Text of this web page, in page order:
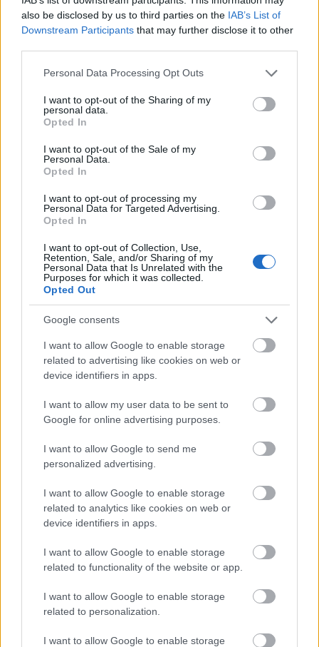
also be disclosed by us to third parties on the IAB’s List of
Downstream Participants that may further disclose it to other
Please note that this website/app uses one or more Google
not limited to your visit or usage behaviour. You may click to
grant or deny consent to Google and its third-party tags to
use your data for below specified purposes in below Google
consent section.
Personal Data Processing Opt Outs
I want to opt-out of the Sharing of my
personal data.
Opted In
I want to opt-out of the Sale of my
Personal Data.
Opted In
I want to opt-out of processing my
Personal Data for Targeted Advertising.
Opted In
I want to opt-out of Collection, Use,
Retention, Sale, and/or Sharing of my
Personal Data that Is Unrelated with the
Purposes for which it was collected.
Opted Out
Google consents
I want to allow Google to enable storage
related to advertising like cookies on web or
device identifiers in apps.
I want to allow my user data to be sent to
Google for online advertising purposes.
I want to allow Google to send me
personalized advertising.
I want to allow Google to enable storage
related to analytics like cookies on web or
device identifiers in apps.
I want to allow Google to enable storage
related to functionality of the website or app.
I want to allow Google to enable storage
related to personalization.
I want to allow Google to enable storage
Az időjárás viszonylatában azt tartották, ha ettől a naptól kezdve
Márton napig (november 11.) szép az idő, jó jövő évi termés várható.
Hegyalján ilyenkor kezdték Tokajon a szüretet.
Rég felírta Noé Tokaj hegyormára
A szüreti szokások a szőlőszedés utolsó napjához kapcsolódnak.
szüreti bál követ.
megelőző Demeter-nap is. Ekkorra a nyájak behajtását mindenképpen
be kellett fejezni.Bizonyos településeken a juhászok
elszámoltatásának napja volt.
Simon, Júda napja is szorosan kötődött a juhászélethez - mint az ezt
be kellett fejezni. Ajuhászok elszámoltatásának napja is ekkor volt.
lány elkésik vele, meg kell várnia a következő esztendőt. Mátéfalva és
Szászpéntek falukban a házasságkötések kedvelt napja.